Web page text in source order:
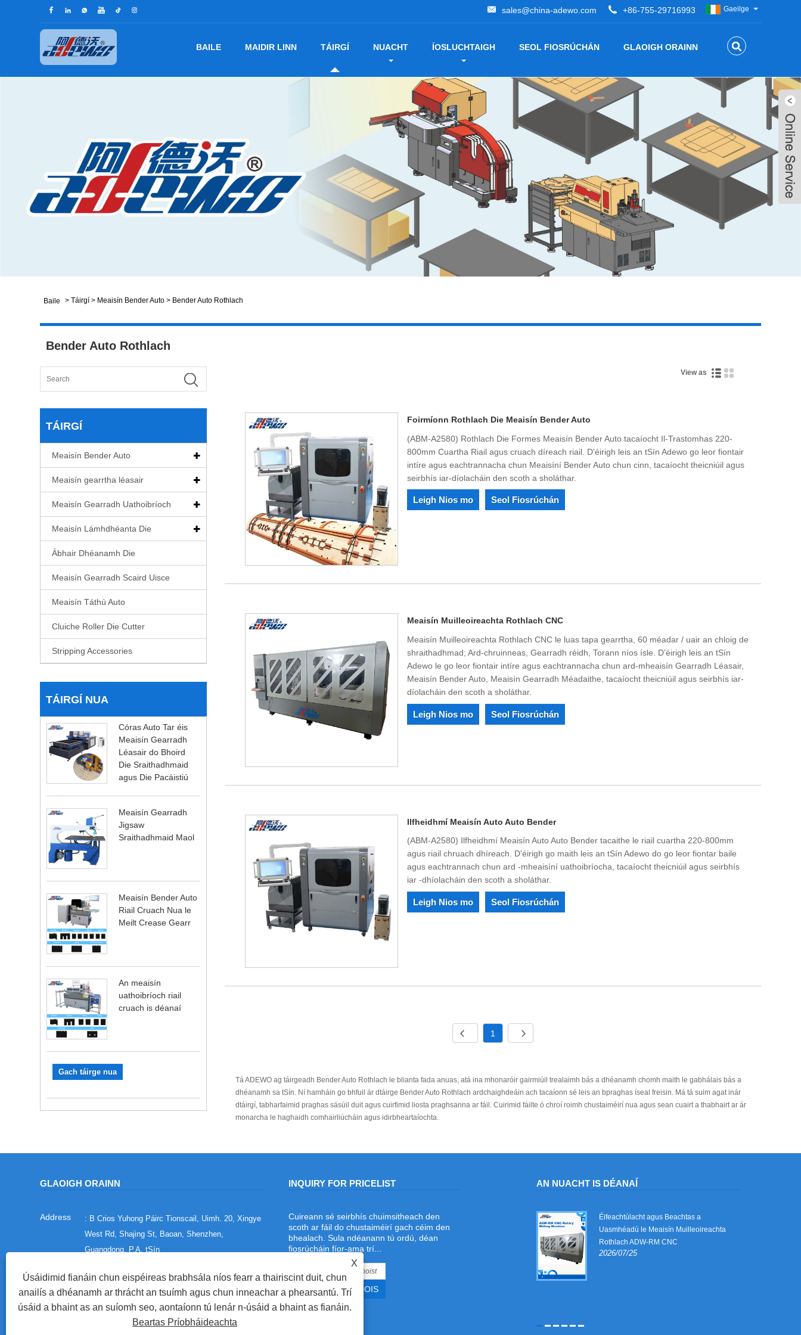
+86-755-29716993
sales@china-adewo.com Gaeilge
BAILE MAIDIR LINN TÁIRGÍ NUACHT ÍOSLUCHTAIGH SEOL FIOSRÚCHÁN GLAOIGH ORAINN
Baile > Táirgí > Meaisín Bender Auto > Bender Auto Rothlach
Bender Auto Rothlach
TÁIRGÍ
Meaisín Bender Auto
Meaisín gearrtha léasair
Meaisín Gearradh Uathoibríoch
Meaisín Lámhdhéanta Die
Ábhair Dhéanamh Die
Meaisín Gearradh Scaird Uisce
Meaisín Táthú Auto
Cluiche Roller Die Cutter
Stripping Accessories
TÁIRGÍ NUA
Córas Auto Tar éis
Meaisín Gearradh
Léasair do Bhoird
Die Sraithadhmaid
agus Die Pacáistiú
Meaisín Gearradh
Jigsaw
Sraithadhmaid Maol
Meaisín Bender Auto
Riail Cruach Nua le
Meilt Crease Gearr
An meaisín
uathoibríoch riail
cruach is déanaí
Gach táirge nua
View as
Foirmíonn Rothlach Die Meaisín Bender Auto
(ABM-A2580) Rothlach Die Formes Meaisín Bender Auto tacaíocht Il-Trastomhas 220-
800mm Cuartha Riail agus cruach díreach riail. D'éirigh leis an tSín Adewo go leor fiontair
intíre agus eachtrannacha chun Meaisíní Bender Auto chun cinn, tacaíocht theicniúil agus
seirbhís iar-díolacháin den scoth a sholáthar.
Leigh Nios mo Seol Fiosrúchán
Meaisín Muilleoireachta Rothlach CNC
Meaisín Muilleoireachta Rothlach CNC le luas tapa gearrtha, 60 méadar / uair an chloig de
shraithadhmad; Ard-chruinneas, Gearradh réidh, Torann níos ísle. D’éirigh leis an tSín
Adewo le go leor fiontair intíre agus eachtrannacha chun ard-mheaisín Gearradh Léasair,
Meaisín Bender Auto, Meaisín Gearradh Méadaithe, tacaíocht theicniúil agus seirbhís iar-
díolacháin den scoth a sholáthar.
Leigh Nios mo Seol Fiosrúchán
Ilfheidhmí Meaisín Auto Auto Bender
(ABM-A2580) Ilfheidhmí Meaisín Auto Auto Bender tacaithe le riail cuartha 220-800mm
agus riail chruach dhíreach. D'éirigh go maith leis an tSín Adewo do go leor fiontar baile
agus eachtrannach chun ard -mheaisíní uathoibríocha, tacaíocht theicniúil agus seirbhís
iar -dhíolacháin den scoth a sholáthar.
Leigh Nios mo Seol Fiosrúchán
1
Tá ADEWO ag táirgeadh Bender Auto Rothlach le blianta fada anuas, atá ina mhonaróir gairmiúil trealaimh bás a dhéanamh chomh maith le gabhálais bás a
dhéanamh sa tSín. Ní hamháin go bhfuil ár dtáirge Bender Auto Rothlach ardchaighdeáin ach tacaíonn sé leis an bpraghas íseal freisin. Má tá suim agat inár
dtáirgí, tabharfaimid praghas sásúil duit agus cuirfimid liosta praghsanna ar fáil. Cuirimid fáilte ó chroí roimh chustaiméirí nua agus sean cuairt a thabhairt ar ár
monarcha le haghaidh comhairliúcháin agus idirbheartaíochta.
GLAOIGH ORAINN
: B Crios Yuhong Páirc Tionscail, Uimh. 20, Xingye
West Rd, Shajing St, Baoan, Shenzhen,
Guangdong, P.A. tSín
:+86-15012673758
:sales@china-adewo.com
INQUIRY FOR PRICELIST
Cuireann sé seirbhís chuimsitheach den
scoth ar fáil do chustaiméirí gach céim den
bhealach. Sula ndéanann tú ordú, déan
fiosrúcháin fíor-ama trí...
AN NUACHT IS DÉANAÍ
Cad é an Táthaire Léasair is Fearr le
haghaidh Táthú Riail Cruach agus
Déanamh Die?
Éifeachtúlacht agus Beachtas a
Uasmhéadú le Meaisín Muilleoireachta
Rothlach ADW-RM CNC
2026/07/25
X
Úsáidimid fianáin chun eispéireas brabhsála níos fearr a thairiscint duit, chun
anailís a dhéanamh ar thrácht an tsuímh agus chun inneachar a phearsantú. Trí
úsáid a bhaint as an suíomh seo, aontaíonn tú lenár n-úsáid a bhaint as fianáin.
Beartas Príobháideachta